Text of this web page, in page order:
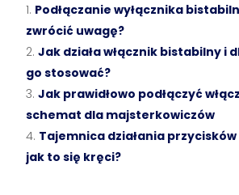
Podłączanie wyłącznika
zwrócić uwagę?
Jak działa włącznik bistabilny i
go stosować?
Jak prawidłowo podłączyć
schemat dla majsterkowiczów
Tajemnica działania
jak to się kręci?